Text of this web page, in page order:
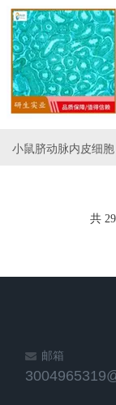
小鼠脐动脉内皮细胞
共
邮箱